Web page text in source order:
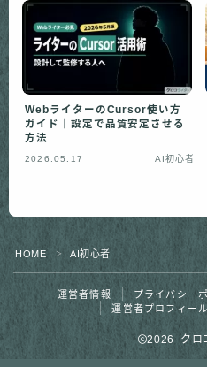
WebライターのCursor使い方
ガイド｜設定で品質安定させる
方法
2026.05.17 AI初心者
HOME ＞ AI初心者
運営者情報 プライバシー
運営者プロフィール
2026 クロ